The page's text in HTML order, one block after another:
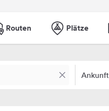
Routen Plätze
Ankunft